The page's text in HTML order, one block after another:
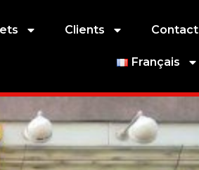
Clients Contact
Français